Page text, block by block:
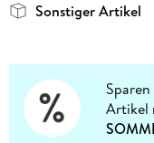
Sonstiger Artikel
Sparen
Artikel